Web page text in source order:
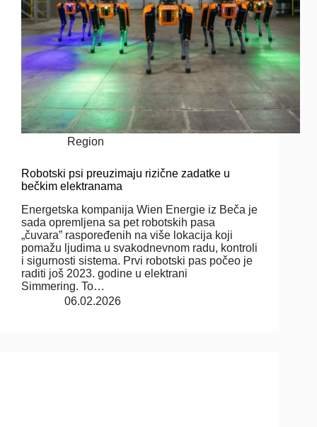
Region
Robotski psi preuzimaju rizične zadatke u
bečkim elektranama
Energetska kompanija Wien Energie iz Beča je
sada opremljena sa pet robotskih pasa
„čuvara” raspoređenih na više lokacija koji
pomažu ljudima u svakodnevnom radu, kontroli
i sigurnosti sistema. Prvi robotski pas počeo je
raditi još 2023. godine u elektrani
Simmering. To…
06.02.2026